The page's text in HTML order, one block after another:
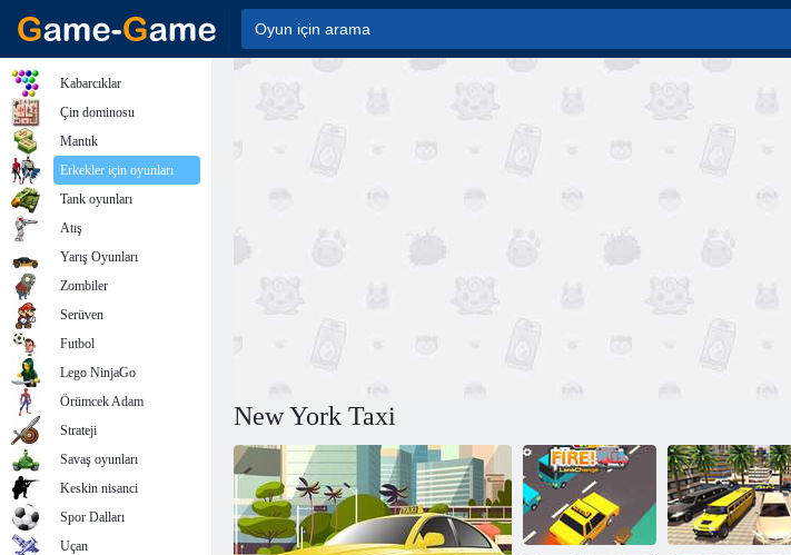
New York Taxi
Kabarcıklar
Çin dominosu
Mantık
Erkekler için oyunları
Tank oyunları
Atış
Yarış Oyunları
Zombiler
Serüven
Futbol
Lego NinjaGo
Örümcek Adam
Strateji
Savaş oyunları
Keskin nisanci
Spor Dalları
Uçan